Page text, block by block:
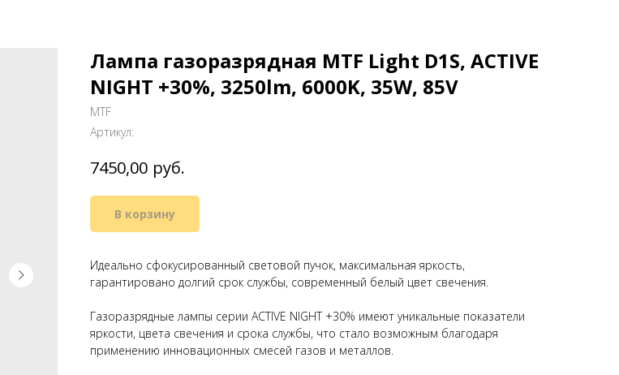
Лампа газоразрядная MTF Light D1S, ACTIVE
NIGHT +30%, 3250lm, 6000K, 35W, 85V
MTF
Артикул:
7450,00 руб.
В корзину
Идеально сфокусированный световой пучок, максимальная яркость,
гарантировано долгий срок службы, современный белый цвет свечения.
Газоразрядные лампы серии ACTIVE NIGHT +30% имеют уникальные показатели
яркости, цвета свечения и срока службы, что стало возможным благодаря
применению инновационных смесей газов и металлов.